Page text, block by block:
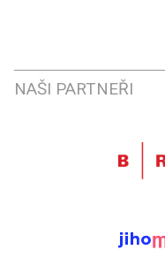
NAŠI PARTNEŘI